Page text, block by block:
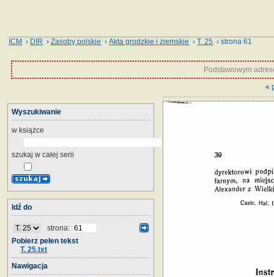
ICM › DIR ›Zasoby polskie ›Akta grodzkie i ziemskie ›T. 25 › strona 61
Podstawowym
«
Wyszukiwanie
w książce
szukaj w całej serii
Idź do
strona:
Pobierz pełen tekst
T. 25.txt
Nawigacja